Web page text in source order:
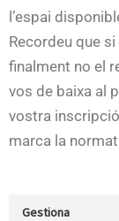
l’espai
Recordeu que
finalment no el
vos de baixa al
vostra
marca la
Gestiona